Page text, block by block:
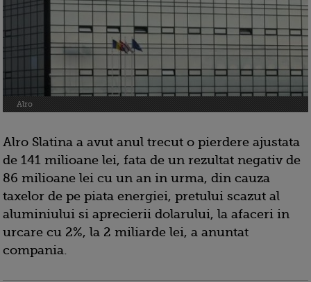
Alro
Alro Slatina a avut anul trecut o pierdere ajustata
de 141 milioane lei, fata de un rezultat negativ de
86 milioane lei cu un an in urma, din cauza
taxelor de pe piata energiei, pretului scazut al
aluminiului si aprecierii dolarului, la afaceri in
urcare cu 2%, la 2 miliarde lei, a anuntat
compania.